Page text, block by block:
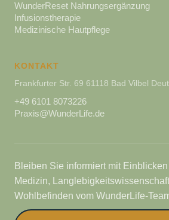
KONTAKT
Frankfurter Str. 69 61118 Bad Vilbel
+49 6101 8073226
Praxis@WunderLife.de
WunderReset Nahrungsergänzung
Infusionstherapie
Medizinische Hautpflege
Bleiben Sie informiert mit
Medizin,
Wohlbefinden vom WunderLife-